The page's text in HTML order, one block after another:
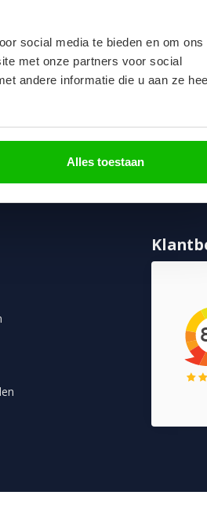
social media te bieden en om ons
met onze partners voor social
andere informatie die u aan ze
Alles toestaan
en met één
chroom
€199,00